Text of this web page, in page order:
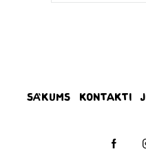
Sākums Kontakti